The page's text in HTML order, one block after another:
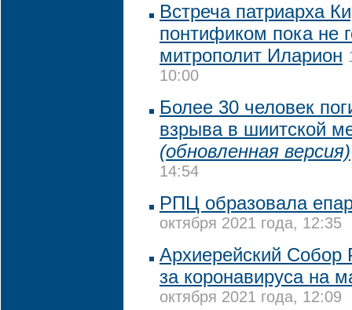
Встреча патриарха
понтификом пока не
митрополит Иларион
10:00
Более 30 человек
взрыва в шиитской
(обновленная версия)
14:54
РПЦ образовала
октября 2021 года, 12:35
Архиерейский
за коронавируса на
октября 2021 года, 12:09